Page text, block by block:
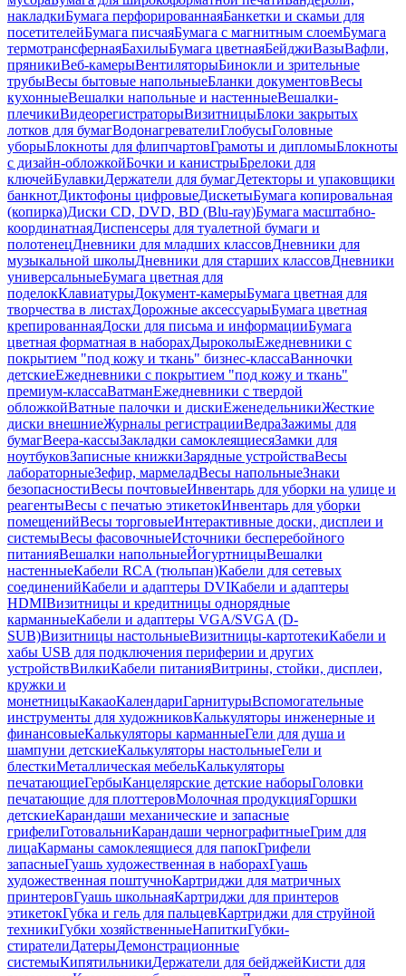
накладкиБумага перфорированнаяБанкетки и скамьи для
посетителейБумага писчаяБумага с магнитным слоемБумага
термотрансфернаяБахилыБумага цветнаяБейджиВазыВафли,
пряникиВеб-камерыВентиляторыБинокли и зрительные
трубыВесы бытовые напольныеБланки документовВесы
кухонныеВешалки напольные и настенныеВешалки-
плечикиВидеорегистраторыВизитницыБлоки закрытых
лотков для бумагВодонагревателиГлобусыГоловные
уборыБлокноты для флипчартовГрамоты и дипломыБлокноты
с дизайн-обложкойБочки и канистрыБрелоки для
ключейБулавкиДержатели для бумагДетекторы и упаковщики
банкнотДиктофоны цифровыеДискетыБумага копировальная
(копирка)Диски CD, DVD, BD (Blu-ray)Бумага масштабно-
координатнаяДиспенсеры для туалетной бумаги и
полотенецДневники для младших классовДневники для
музыкальной школыДневники для старших классовДневники
универсальныеБумага цветная для
поделокКлавиатурыДокумент-камерыБумага цветная для
творчества в листахДорожные аксессуарыБумага цветная
крепированнаяДоски для письма и информацииБумага
цветная форматная в наборахДыроколыЕжедневники с
покрытием "под кожу и ткань" бизнес-классаВанночки
детскиеЕжедневники с покрытием "под кожу и ткань"
премиум-классаВатманЕжедневники с твердой
обложкойВатные палочки и дискиЕженедельникиЖесткие
диски внешниеЖурналы регистрацииВедраЗажимы для
бумагВеера-кассыЗакладки самоклеящиесяЗамки для
ноутбуковЗаписные книжкиЗарядные устройстваВесы
лабораторныеЗефир, мармеладВесы напольныеЗнаки
безопасностиВесы почтовыеИнвентарь для уборки на улице и
реагентыВесы с печатью этикетокИнвентарь для уборки
помещенийВесы торговыеИнтерактивные доски, дисплеи и
системыВесы фасовочныеИсточники бесперебойного
питанияВешалки напольныеЙогуртницыВешалки
настенныеКабели RCA (тюльпан)Кабели для сетевых
соединенийКабели и адаптеры DVIКабели и адаптеры
HDMIВизитницы и кредитницы однорядные
карманныеКабели и адаптеры VGA/SVGA (D-
SUB)Визитницы настольныеВизитницы-картотекиКабели и
хабы USB для подключения периферии и других
устройствВилкиКабели питанияВитрины, стойки, дисплеи,
кружки и
монетницыКакаоКалендариГарнитурыВспомогательные
инструменты для художниковКалькуляторы инженерные и
финансовыеКалькуляторы карманныеГели для душа и
шампуни детскиеКалькуляторы настольныеГели и
блесткиМеталлическая мебельКалькуляторы
печатающиеГербыКанцелярские детские наборыГоловки
печатающие для плоттеровМолочная продукцияГоршки
детскиеКарандаши механические и запасные
грифелиГотовальниКарандаши чернографитныеГрим для
лицаКарманы самоклеящиеся для папокГрифели
запасныеГуашь художественная в наборахГуашь
художественная поштучноКартриджи для матричных
принтеровГуашь школьнаяКартриджи для принтеров
этикетокГубка и гель для пальцевКартриджи для струйной
техникиГубки хозяйственныеНапиткиГубки-
стирателиДатерыДемонстрационные
системыКипятильникиДержатели для бейджейКисти для